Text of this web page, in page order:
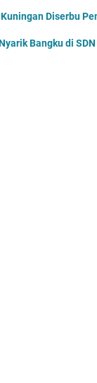
Diserbu
Bangku di